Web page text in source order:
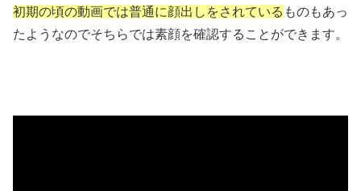
初期の頃の動画では普通に顔出しをされている ものもあっ
たようなのでそちらでは素顔を確認することができます。